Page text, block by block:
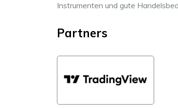
Instrumenten und gute
Partners